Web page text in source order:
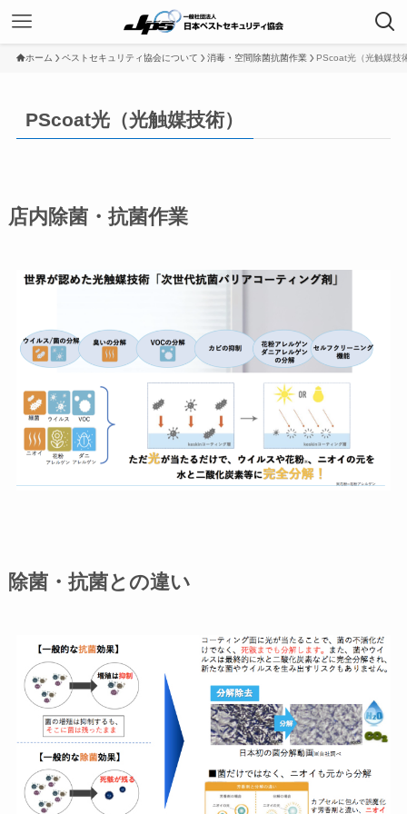
ホーム ペストセキュリティ協会について 消毒・空間除菌抗菌作業 PScoat光（光触媒技
PScoat光（光触媒技術）
店内除菌・抗菌作業
除菌・抗菌との違い